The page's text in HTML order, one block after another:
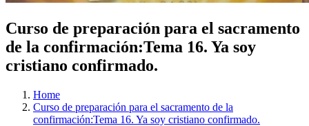
Curso de preparación para el sacramento
de la confirmación:Tema 16. Ya soy
cristiano confirmado.
Home
Curso de preparación para el sacramento de la
confirmación:Tema 16. Ya soy cristiano confirmado.